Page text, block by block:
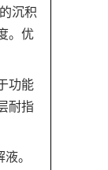
沉积
。优
功能
耐指
。